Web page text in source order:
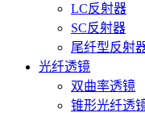
LC反射器
SC反射器
尾纤型反射
光纤透镜
双曲率透镜
锥形光纤透